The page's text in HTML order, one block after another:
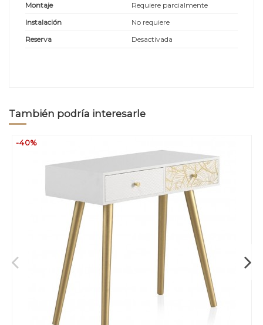
Montaje
Requiere parcialmente
Instalación
No requiere
Reserva
Desactivada
También podría interesarle
-40%